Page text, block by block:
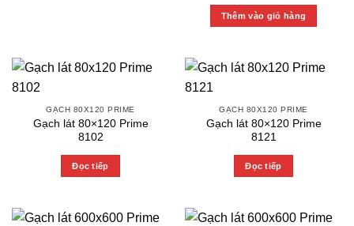
was:
285.000 ₫.
Thêm vào giỏ hàng
GẠCH 80X120 PRIME
Gạch lát 80×120 Prime
8102
Đọc tiếp
GẠCH 80X120 PRIME
Gạch lát 80×120 Prime
8121
Đọc tiếp